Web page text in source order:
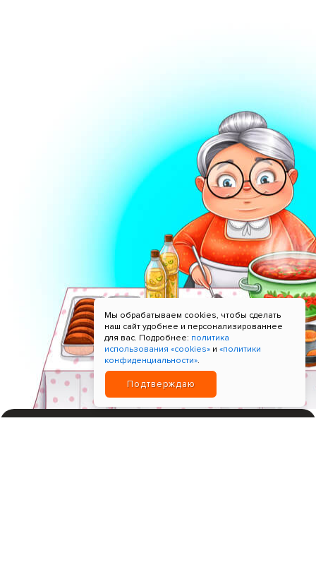
Мы обрабатываем cookies, чтобы сделать
наш сайт удобнее и персонализированнее
для вас. Подробнее: политика
использования «cookies» и «политики
конфиденциальности».
Подтверждаю